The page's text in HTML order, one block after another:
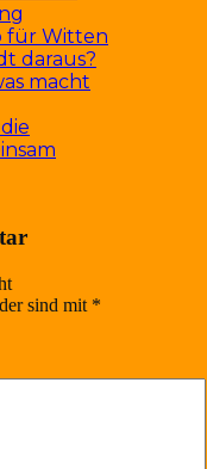
für Witten
daraus?
macht
sind mit *